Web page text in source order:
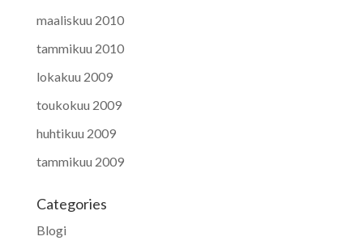
maaliskuu 2010
tammikuu 2010
lokakuu 2009
toukokuu 2009
huhtikuu 2009
tammikuu 2009
Categories
Blogi